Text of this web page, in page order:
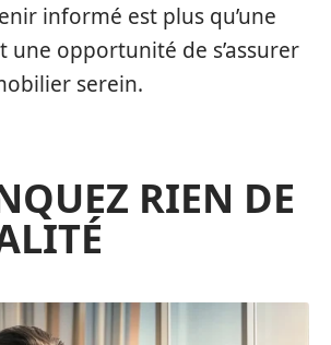
informé est plus qu’une
une opportunité de s’assurer
serein.
RIEN DE